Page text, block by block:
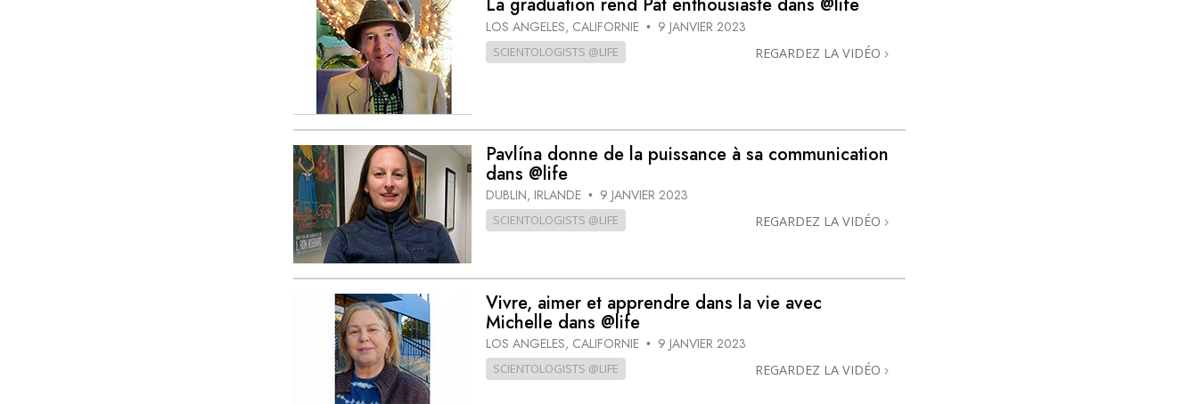
Qu’est-ce que la grandeur ?
L’éthique et les conditions
Les investigations
La technologie de l’étude
La graduation rend Pat enthousiaste dans @life
LOS ANGELES, CALIFORNIE • 9 JANVIER 2023
SCIENTOLOGISTS @LIFE REGARDEZ LA VIDÉO
Pavlína donne de la puissance à sa communication
dans @life
DUBLIN, IRLANDE • 9 JANVIER 2023
SCIENTOLOGISTS @LIFE REGARDEZ LA VIDÉO
Vivre, aimer et apprendre dans la vie avec
Michelle dans @life
LOS ANGELES, CALIFORNIE • 9 JANVIER 2023
SCIENTOLOGISTS @LIFE REGARDEZ LA VIDÉO